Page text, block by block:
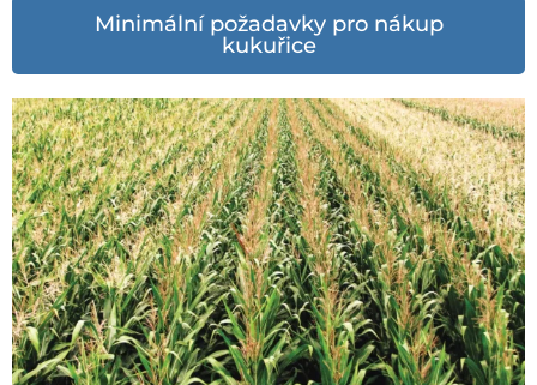
Minimální požadavky pro nákup
kukuřice